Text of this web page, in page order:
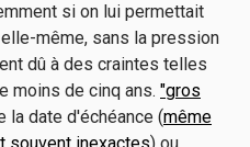
si on lui permettait
même, sans la pression
dû à des craintes telles
moins de cinq ans. "gros
la date d'échéance (même